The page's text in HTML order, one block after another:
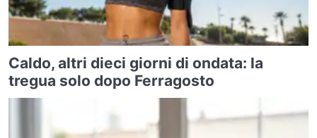
Caldo, altri dieci giorni di ondata: la
tregua solo dopo Ferragosto